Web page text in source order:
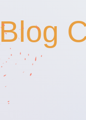
Blog